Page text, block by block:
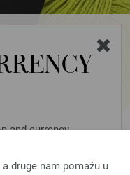
and currency.
druge nam pomažu u
Lana Grossa